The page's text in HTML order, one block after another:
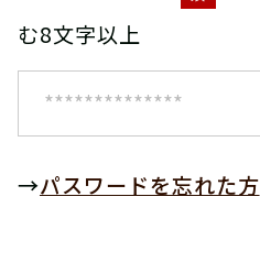
む8文字以上
→パスワードを忘れた方